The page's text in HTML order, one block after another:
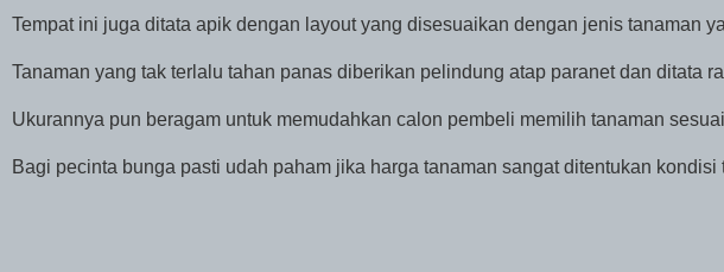
Tempat ini juga ditata apik dengan layout yang disesuaikan dengan jenis tanaman
Tanaman yang tak terlalu tahan panas diberikan pelindung atap paranet dan ditata
Ukurannya pun beragam untuk memudahkan calon pembeli memilih tanaman
Bagi pecinta bunga pasti udah paham jika harga tanaman sangat ditentukan